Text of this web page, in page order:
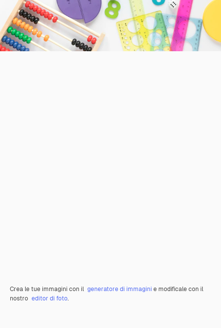
Crea le tue immagini con il generatore di immagini e modificale con il
nostro editor di foto.